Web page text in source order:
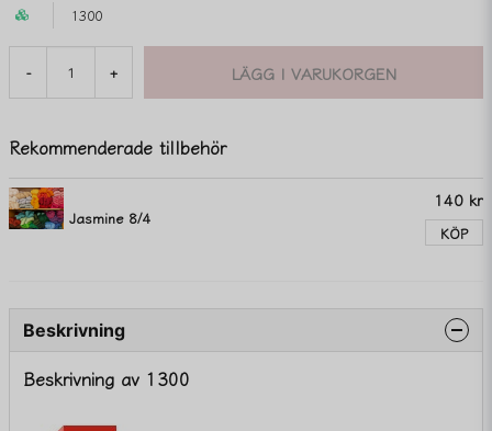
1300
- + LÄGG I VARUKORGEN
Rekommenderade tillbehör
Jasmine 8/4
140 kr
KÖP
Beskrivning
Beskrivning av 1300